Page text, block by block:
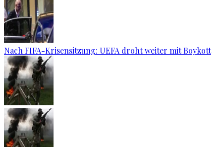
Nach FIFA-Krisensitzung: UEFA droht weiter mit Boykott